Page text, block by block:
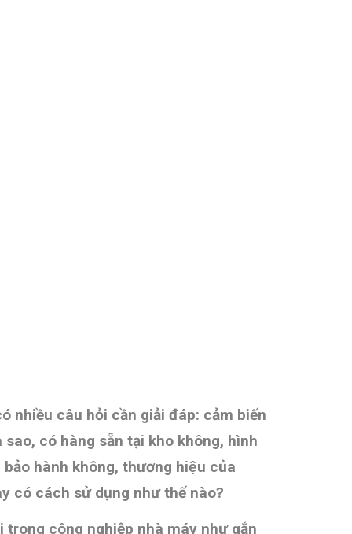
nhiều câu hỏi cần giải đáp: cảm biến
có hàng sẵn tại kho không, hình
hành không, thương hiệu của
có cách sử dụng như thế nào?
công nghiệp nhà máy như gắn